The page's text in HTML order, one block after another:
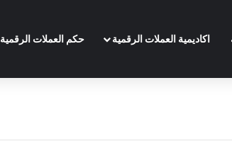
اكاديمية العملات الرقمية حكم العملات الرقمية